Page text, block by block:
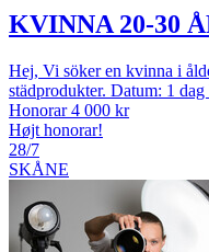
KVINNA 20-30
Hej, Vi söker en kvinna i
städprodukter. Datum: 1
Honorar 4 000 kr
Højt honorar!
28/7
SKÅNE